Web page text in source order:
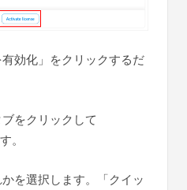
効化」をクリックするだ
をクリックして
。
を選択します。「クイッ